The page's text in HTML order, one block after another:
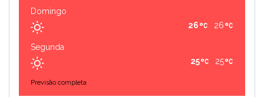
Domingo
26
26
Segunda
25
25
Previsão completa